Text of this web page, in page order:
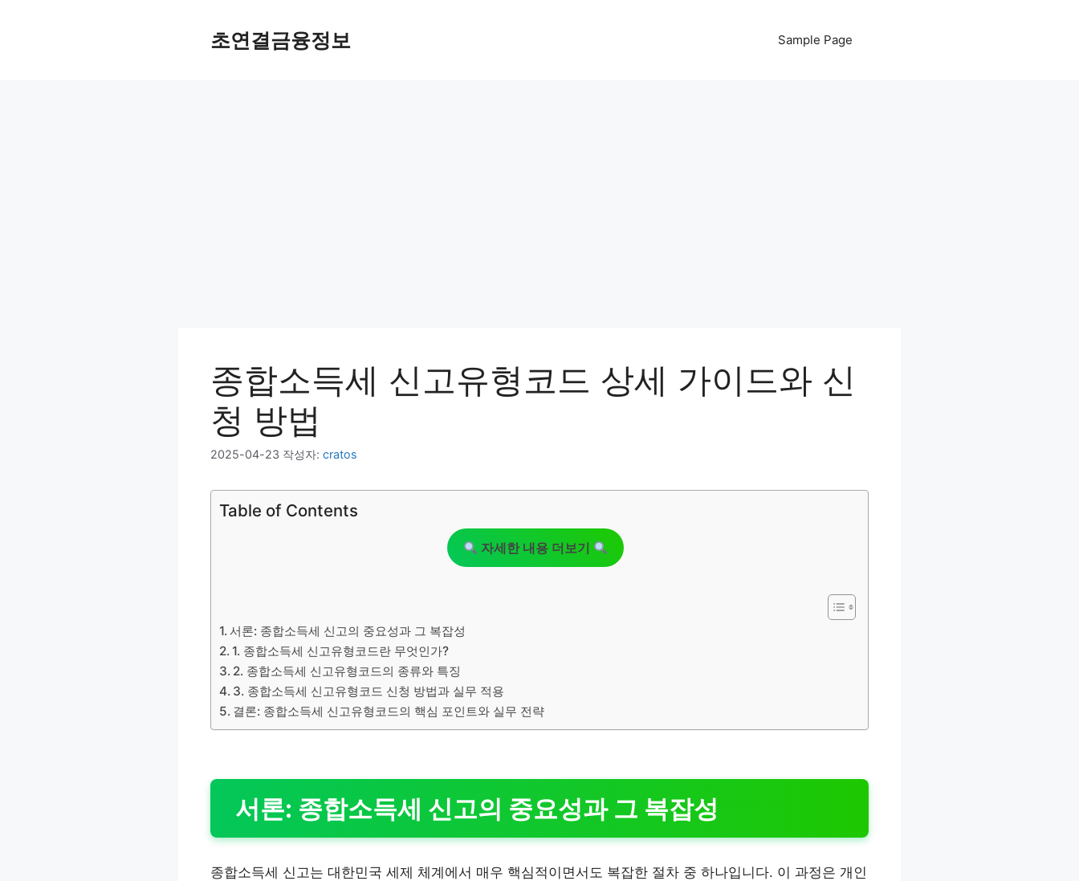
초연결금융정보 Sample Page
종합소득세 신고유형코드 상세 가이드와 신
청 방법
2025-04-23 작성자: cratos
Table of Contents
자세한 내용 더보기
서론: 종합소득세 신고의 중요성과 그 복잡성
1. 종합소득세 신고유형코드란 무엇인가?
2. 종합소득세 신고유형코드의 종류와 특징
3. 종합소득세 신고유형코드 신청 방법과 실무 적용
결론: 종합소득세 신고유형코드의 핵심 포인트와 실무 전략
서론: 종합소득세 신고의 중요성과 그 복잡성
종합소득세 신고는 대한민국 세제 체계에서 매우 핵심적이면서도 복잡한 절차 중 하나입니다. 이 과정은 개인